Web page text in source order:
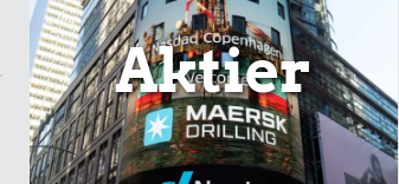
Aktier